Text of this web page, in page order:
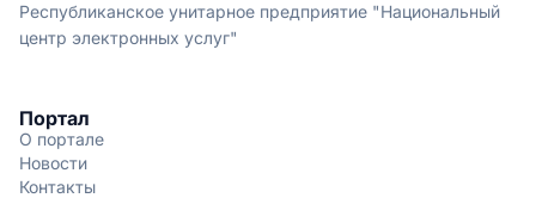
Республиканское унитарное предприятие "Национальный
центр электронных услуг"
Портал
О портале
Новости
Контакты